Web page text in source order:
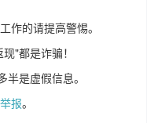
作的请提高警惕。
"都是诈骗！
是虚假信息。
举报。